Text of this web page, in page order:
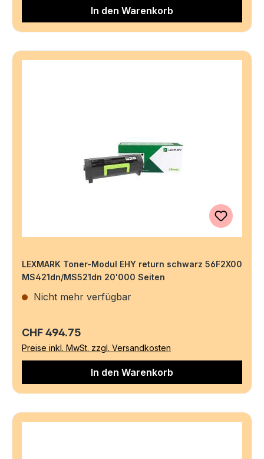
In den Warenkorb
LEXMARK Toner-Modul EHY return schwarz 56F2X00
MS421dn/MS521dn 20'000 Seiten
Nicht mehr verfügbar
Regulärer Preis:
CHF 494.75
Preise inkl. MwSt. zzgl. Versandkosten
In den Warenkorb